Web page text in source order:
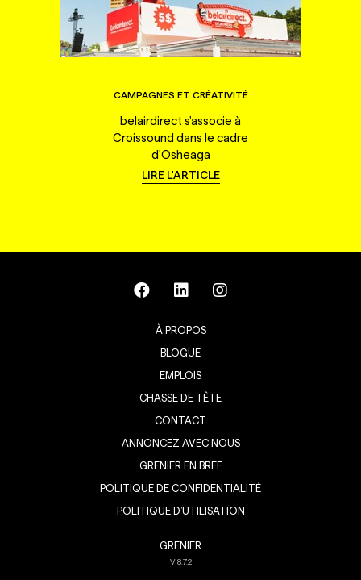
CAMPAGNES ET CRÉATIVITÉ
belairdirect s'associe à
Croissound dans le cadre
d'Osheaga
LIRE L'ARTICLE
À PROPOS
BLOGUE
EMPLOIS
CHASSE DE TÊTE
CONTACT
ANNONCEZ AVEC NOUS
GRENIER EN BREF
POLITIQUE DE CONFIDENTIALITÉ
POLITIQUE D’UTILISATION
GRENIER
V8.7.2